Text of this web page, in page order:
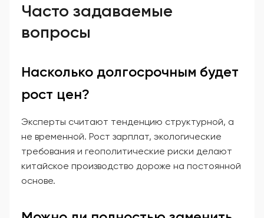
Часто задаваемые
вопросы
Насколько долгосрочным будет
рост цен?
Эксперты считают тенденцию структурной, а
не временной. Рост зарплат, экологические
требования и геополитические риски делают
китайское производство дороже на постоянной
основе.